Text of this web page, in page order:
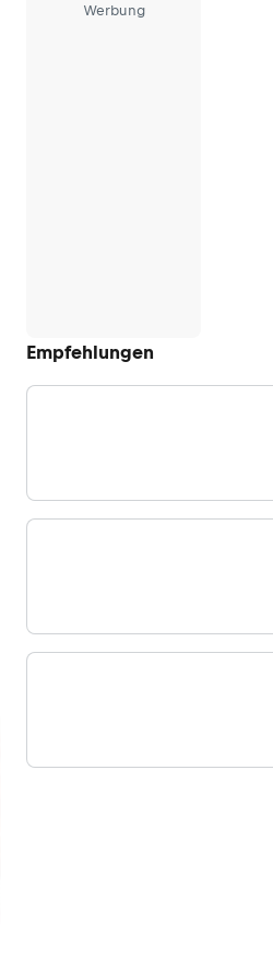
Werbung
Empfehlungen